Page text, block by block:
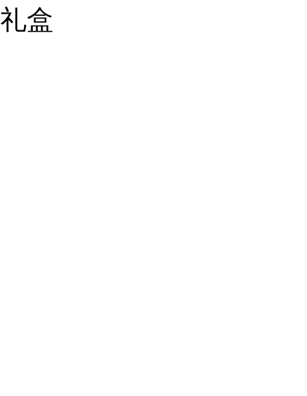
礼盒